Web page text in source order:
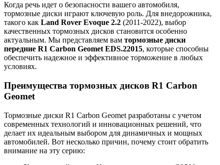
Когда речь идет о безопасности вашего автомобиля,
тормозные диски играют ключевую роль. Для внедорожника,
такого как Land Rover Evoque 2.2 (2011-2022), выбор
качественных тормозных дисков становится особенно
актуальным. Мы представляем вам тормозные диски
передние R1 Carbon Geomet EDS.22015, которые способны
обеспечить надежное и эффективное торможение в любых
условиях.
Преимущества тормозных дисков R1 Carbon
Geomet
Тормозные диски R1 Carbon Geomet разработаны с учетом
современных технологий и инновационных решений, что
делает их идеальным выбором для динамичных и мощных
автомобилей. Вот несколько причин, почему стоит обратить
внимание на эту серию: